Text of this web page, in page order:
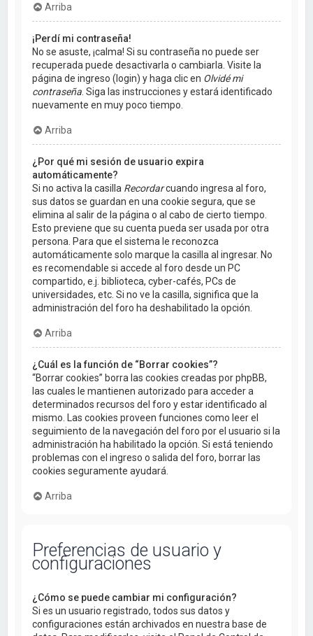
Arriba
¡Perdí mi contraseña!
No se asuste, ¡calma! Si su contraseña no puede ser
recuperada puede desactivarla o cambiarla. Visite la
página de ingreso (login) y haga clic en Olvidé mi
contraseña . Siga las instrucciones y estará identificado
nuevamente en muy poco tiempo.
Arriba
¿Por qué mi sesión de usuario expira
automáticamente?
Si no activa la casilla Recordarcuando ingresa al foro,
sus datos se guardan en una cookie segura, que se
elimina al salir de la página o al cabo de cierto tiempo.
Esto previene que su cuenta pueda ser usada por otra
persona. Para que el sistema le reconozca
automáticamente solo marque la casilla al ingresar. No
es recomendable si accede al foro desde un PC
compartido, e.j. biblioteca, cyber-cafés, PCs de
universidades, etc. Si no ve la casilla, significa que la
administración del foro ha deshabilitado la opción.
Arriba
¿Cuál es la función de “Borrar cookies”?
“Borrar cookies” borra las cookies creadas por phpBB,
las cuales le mantienen autorizado para acceder a
determinados recursos del foro y estar identificado al
mismo. Las cookies proveen funciones como leer el
seguimiento de la navegación del foro por el usuario si la
administración ha habilitado la opción. Si está teniendo
problemas con el ingreso o salida del foro, borrar las
cookies seguramente ayudará.
Arriba
Preferencias de usuario y
configuraciones
¿Cómo se puede cambiar mi configuración?
Si es un usuario registrado, todos sus datos y
configuraciones están archivados en nuestra base de